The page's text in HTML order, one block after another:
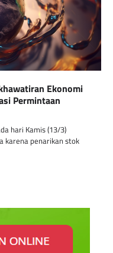
Ekonomi
Permintaan
hari Kamis (13/3)
karena penarikan stok